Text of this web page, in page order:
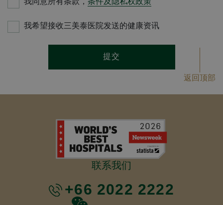
我同意所有条款， 条件及隐私权政策
我希望接收三美泰医院发送的健康资讯
提交
返回顶部
联系我们
+66 2022 2222